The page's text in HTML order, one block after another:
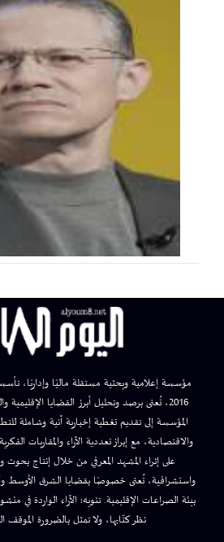
2016، تُعنى برصد وتحليل أبرز القضايا
المؤسسة إلى تقديم تغطية إخبارية آنية وشاملة
والاقتصادية، مع إبراز تعددية الآراء والمقاربات
على إثراء المشهد المعرفي من خلال إنتاج بحوث
واستشرافية، تُعنى خصوصًا بقضايا الشرق الأوسط
بيئة الصراعات الإقليمية. تنويه: الآراء الواردة
نظر كتّابها، ولا تمثل بالضرورة